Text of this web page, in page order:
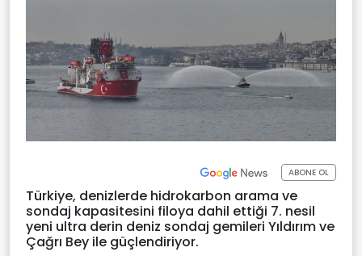
ABONE OL
Türkiye, denizlerde hidrokarbon arama ve
sondaj kapasitesini filoya dahil ettiği 7. nesil
yeni ultra derin deniz sondaj gemileri Yıldırım ve
Çağrı Bey ile güçlendiriyor.